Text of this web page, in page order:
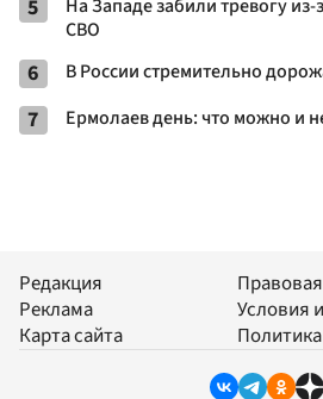
5
На Западе забили тревогу
СВО
6 В России стремительно
7 Ермолаев день: что можно и
Редакция
Реклама
Карта сайта
Условия